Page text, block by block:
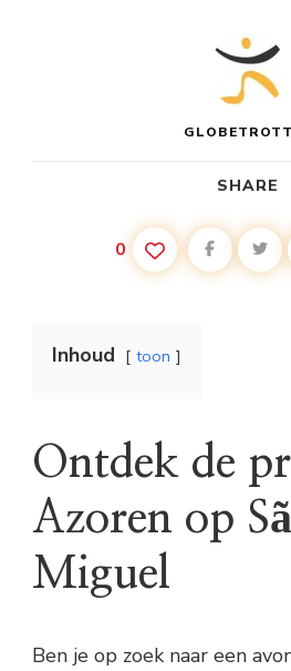
SHARE
0
Inhoud toon
Ontdek de
Azoren op
Miguel
Ben je op zoek naar een